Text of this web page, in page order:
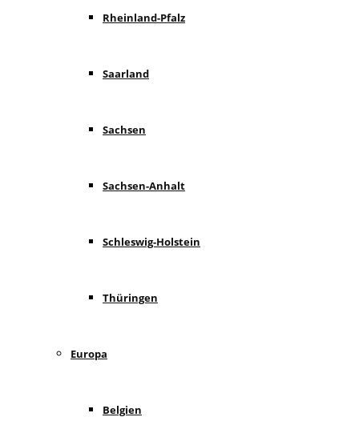
Rheinland-Pfalz
Saarland
Sachsen
Sachsen-Anhalt
Schleswig-Holstein
Thüringen
Europa
Belgien